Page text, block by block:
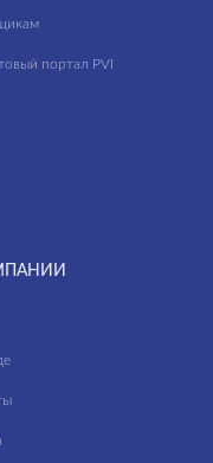
портал PVI